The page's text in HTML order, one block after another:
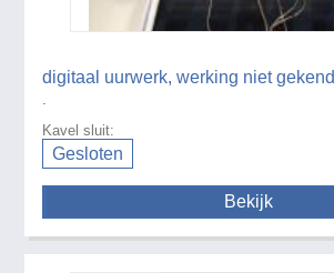
digitaal uurwerk, werking niet gekend
Kavel sluit:
Gesloten
Bekijk